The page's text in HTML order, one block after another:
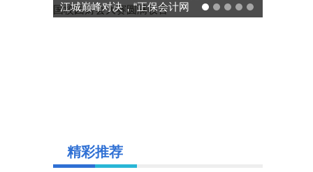
破局“纸面教育”：理想树AI自
精彩推荐